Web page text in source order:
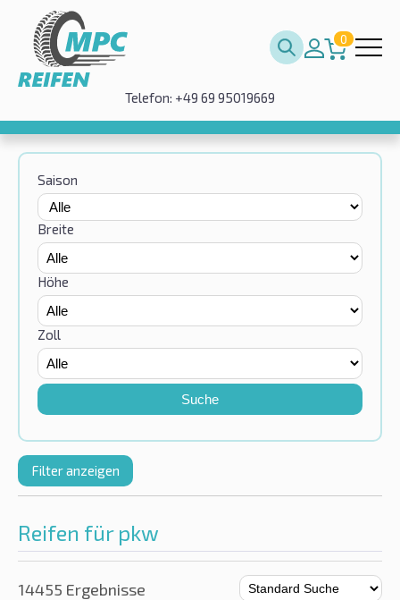
0
Telefon: +49 69 95019669
Saison
Breite
Höhe
Zoll
Suche
Filter anzeigen
Reifen für pkw
14455 Ergebnisse